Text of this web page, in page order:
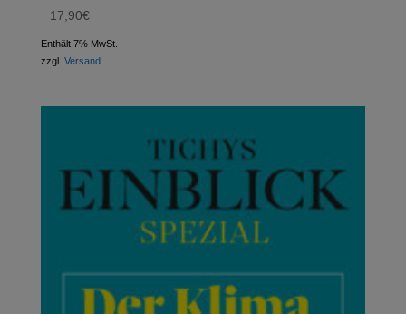
17,90€
Enthält 7% MwSt.
zzgl. Versand